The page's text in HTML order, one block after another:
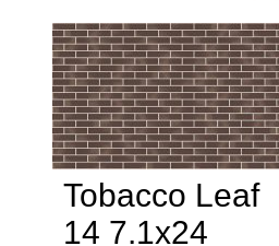
Tobacco Leaf
14 7.1x24